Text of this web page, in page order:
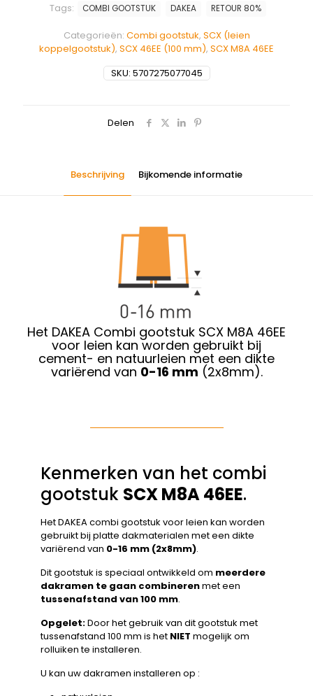
SKU: 5707275077045
Categorieën: Combi gootstuk, SCX (leien
koppelgootstuk), SCX 46EE (100 mm), SCX M8A 46EE
Tags: COMBI GOOTSTUK DAKEA RETOUR 80%
Delen
Beschrijving Bijkomende informatie
Het DAKEA Combi gootstuk SCX M8A 46EE
voor leien kan worden gebruikt bij
cement- en natuurleien met een dikte
variërend van 0-16 mm (2x8mm).
Kenmerken van het combi
gootstuk SCX M8A 46EE.
Het DAKEA combi gootstuk voor leien kan worden
gebruikt bij platte dakmaterialen met een dikte
variërend van 0-16 mm (2x8mm).
Dit gootstuk is speciaal ontwikkeld om meerdere
dakramen te gaan combinerenmet een
tussenafstand van 100 mm.
Opgelet:Door het gebruik van dit gootstuk met
tussenafstand 100 mm is het NIET mogelijk om
rolluiken te installeren.
U kan uw dakramen installeren op :